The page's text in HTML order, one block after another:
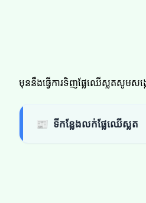
មុននឹងធ្វើការទិញផ្លែឈើស្លតសូមស
📰 ទីកន្លែងលក់ផ្លែឈើស្លត